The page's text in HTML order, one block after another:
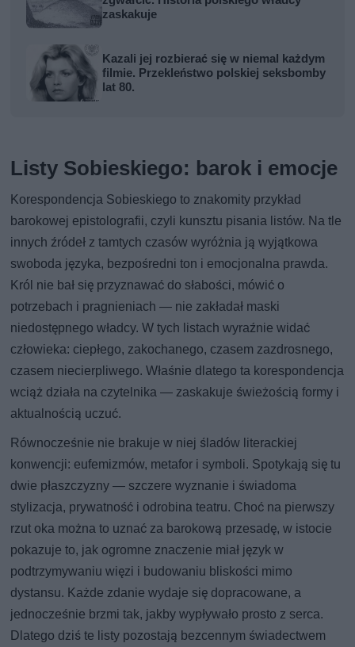
zaskakuje
Kazali jej rozbierać się w niemal każdym
filmie. Przekleństwo polskiej seksbomby
lat 80.
Listy Sobieskiego: barok i emocje
Korespondencja Sobieskiego to znakomity przykład
barokowej epistolografii, czyli kunsztu pisania listów. Na tle
innych źródeł z tamtych czasów wyróżnia ją wyjątkowa
swoboda języka, bezpośredni ton i emocjonalna prawda.
Król nie bał się przyznawać do słabości, mówić o
potrzebach i pragnieniach — nie zakładał maski
niedostępnego władcy. W tych listach wyraźnie widać
człowieka: ciepłego, zakochanego, czasem zazdrosnego,
czasem niecierpliwego. Właśnie dlatego ta korespondencja
wciąż działa na czytelnika — zaskakuje świeżością formy i
aktualnością uczuć.
Równocześnie nie brakuje w niej śladów literackiej
konwencji: eufemizmów, metafor i symboli. Spotykają się tu
dwie płaszczyzny — szczere wyznanie i świadoma
stylizacja, prywatność i odrobina teatru. Choć na pierwszy
rzut oka można to uznać za barokową przesadę, w istocie
pokazuje to, jak ogromne znaczenie miał język w
podtrzymywaniu więzi i budowaniu bliskości mimo
dystansu. Każde zdanie wydaje się dopracowane, a
jednocześnie brzmi tak, jakby wypływało prosto z serca.
Dlatego dziś te listy pozostają bezcennym świadectwem